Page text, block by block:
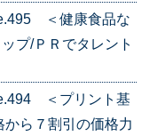
＜健康食品な
プ/ＰＲでタレント
＜プリント基
ら７割引の価格力